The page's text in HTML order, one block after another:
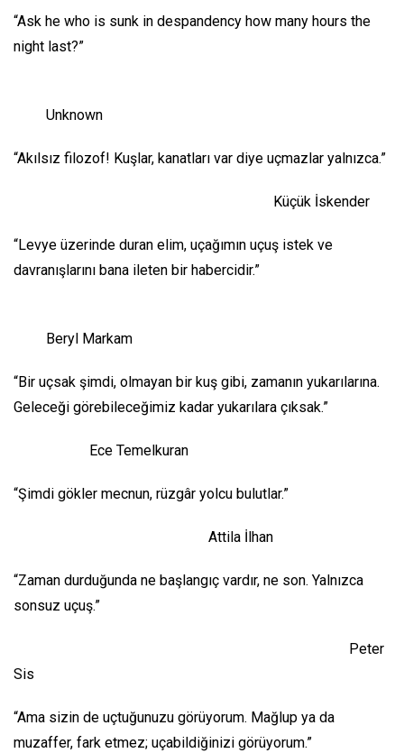
“Ask he who is sunk in despandency how many hours the
night last?”
Unknown
“Akılsız filozof! Kuşlar, kanatları var diye uçmazlar yalnızca.”
Küçük İskender
“Levye üzerinde duran elim, uçağımın uçuş istek ve
davranışlarını bana ileten bir habercidir.”
Beryl Markam
“Bir uçsak şimdi, olmayan bir kuş gibi, zamanın yukarılarına.
Geleceği görebileceğimiz kadar yukarılara çıksak.”
Ece Temelkuran
“Şimdi gökler mecnun, rüzgâr yolcu bulutlar.”
Attila İlhan
“Zaman durduğunda ne başlangıç vardır, ne son. Yalnızca
sonsuz uçuş.”
Peter
Sis
“Ama sizin de uçtuğunuzu görüyorum. Mağlup ya da
muzaffer, fark etmez; uçabildiğinizi görüyorum.”